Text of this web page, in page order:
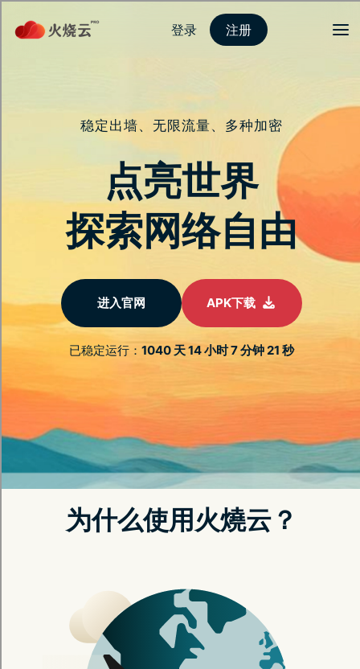
登录
香蕉app官方下载——智能保
障，高效连线
享受军规加密技术，确保隐私安全和连接稳定。
免费vqh加速探索网络防护新境
界
提供最先进的隐私保护和快速连接